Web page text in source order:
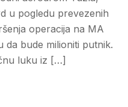
u pogledu prevezenih
operacija na MA
da bude milioniti putnik.
luku iz […]